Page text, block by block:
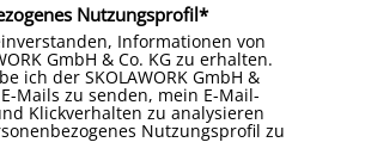
Nutzungsprofil
Informationen von
GmbH & Co. KG zu erhalten.
ich der SKOLAWORK GmbH &
Mails zu senden, mein E-Mail-
Klickverhalten zu analysieren
Nutzungsprofil zu